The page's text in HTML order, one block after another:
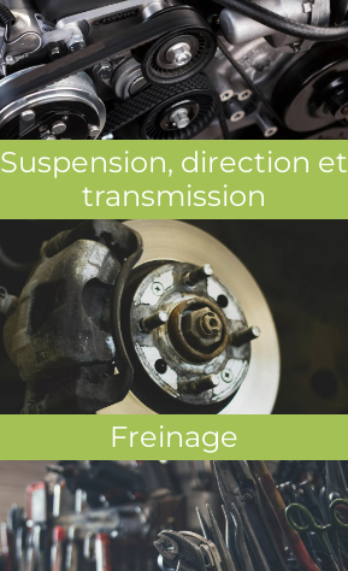
Suspension, direction et
transmission
Freinage